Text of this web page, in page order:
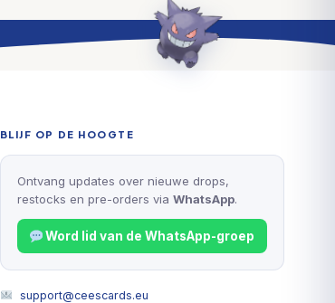
BLIJF OP DE HOOGTE
Ontvang updates over nieuwe drops,
restocks en pre-orders via WhatsApp.
Word lid van de WhatsApp-groep
support@ceescards.eu